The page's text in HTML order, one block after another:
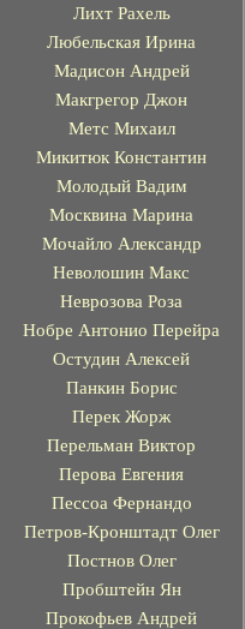
Лихт Рахель
Любельская Ирина
Мадисон Андрей
Макгрегор Джон
Метс Михаил
Микитюк Константин
Молодый Вадим
Москвина Марина
Мочайло Александр
Неволошин Макс
Неврозова Роза
Нобре Антонио Перейра
Остудин Алексей
Панкин Борис
Перек Жорж
Перельман Виктор
Перова Евгения
Пессоа Фернандо
Петров-Кронштадт Олег
Постнов Олег
Пробштейн Ян
Прокофьев Андрей